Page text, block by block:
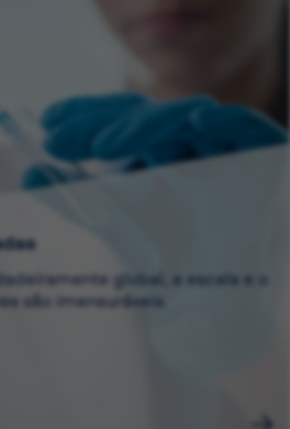
global, a escala e o
são imensuráveis.